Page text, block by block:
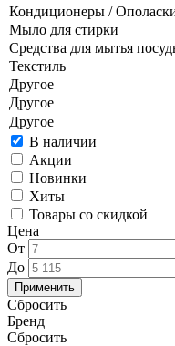
В наличии
Акции
Новинки
Хиты
Товары со скидкой
Цена
От
До
Применить
Сбросить
Бренд
Cбросить